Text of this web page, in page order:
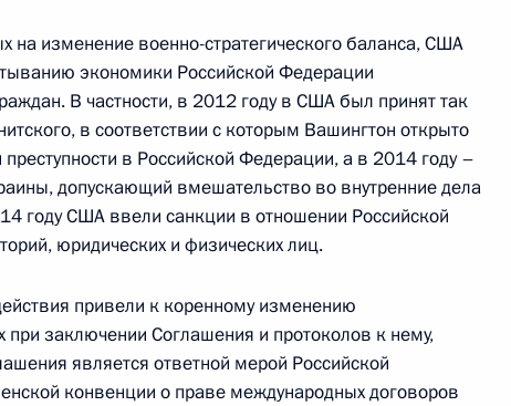
США Бараком Обамой
Джоном Керри
США Бараком Обамой
на изменение военно-стратегического баланса, США
экономики Российской Федерации
В частности, в 2012 году в США был принят так
в соответствии с которым Вашингтон открыто
в Российской Федерации, а в 2014 году –
допускающий вмешательство во внутренние дела
году США ввели санкции в отношении Российской
юридических и физических лиц.
привели к коренному изменению
при заключении Соглашения и протоколов к нему,
является ответной мерой Российской
конвенции о праве международных договоров